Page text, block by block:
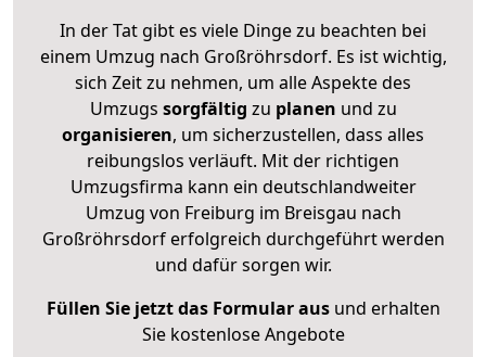
In der Tat gibt es viele Dinge zu beachten bei
einem Umzug nach Großröhrsdorf. Es ist wichtig,
sich Zeit zu nehmen, um alle Aspekte des
Umzugs sorgfältig zu planen und zu
organisieren, um sicherzustellen, dass alles
reibungslos verläuft. Mit der richtigen
Umzugsfirma kann ein deutschlandweiter
Umzug von Freiburg im Breisgau nach
Großröhrsdorf erfolgreich durchgeführt werden
und dafür sorgen wir.
Füllen Sie jetzt das Formular ausund erhalten
Sie kostenlose Angebote